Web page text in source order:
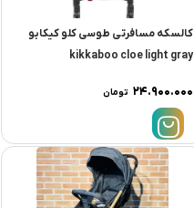
کالسکه مسافرتى طوسی کلو کیکابو
kikkaboo cloe light gray
۲۴.۹۰۰.۰۰۰ تومان